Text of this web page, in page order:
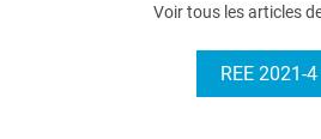
Voir tous les articles
REE 2021-4